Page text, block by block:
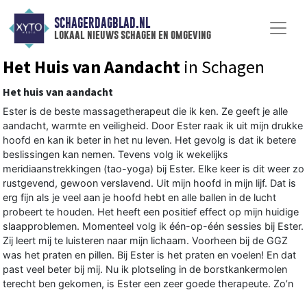
SCHAGERDAGBLAD.NL
lokaal nieuws schagen en omgeving
Het Huis van Aandacht in Schagen
Het huis van aandacht
Ester is de beste massagetherapeut die ik ken. Ze geeft je alle
aandacht, warmte en veiligheid. Door Ester raak ik uit mijn drukke
hoofd en kan ik beter in het nu leven. Het gevolg is dat ik betere
beslissingen kan nemen. Tevens volg ik wekelijks
meridiaanstrekkingen (tao-yoga) bij Ester. Elke keer is dit weer zo
rustgevend, gewoon verslavend. Uit mijn hoofd in mijn lijf. Dat is
erg fijn als je veel aan je hoofd hebt en alle ballen in de lucht
probeert te houden. Het heeft een positief effect op mijn huidige
slaapproblemen. Momenteel volg ik één-op-één sessies bij Ester.
Zij leert mij te luisteren naar mijn lichaam. Voorheen bij de GGZ
was het praten en pillen. Bij Ester is het praten en voelen! En dat
past veel beter bij mij. Nu ik plotseling in de borstkankermolen
terecht ben gekomen, is Ester een zeer goede therapeute. Zo’n